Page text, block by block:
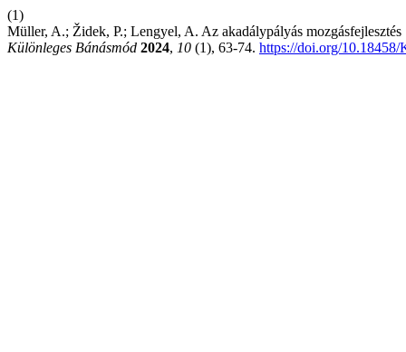
(1)
Müller, A.; Židek, P.; Lengyel, A. Az akadálypályás
Különleges Bánásmód 2024, 10 (1), 63-74. https://doi.org/